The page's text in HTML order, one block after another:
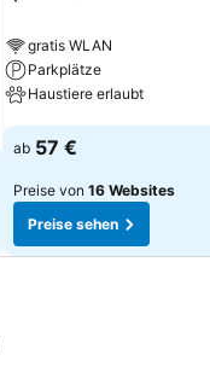
gratis WLAN
Parkplätze
Haustiere erlaubt
Preise sehen
ab 57 €
Preise von 16 Websites
Preise sehen